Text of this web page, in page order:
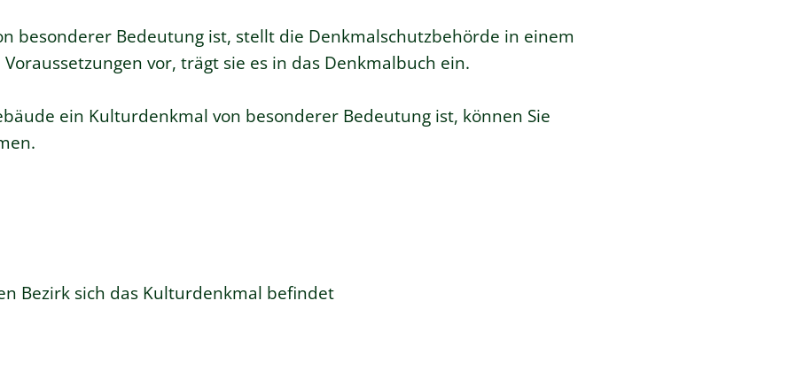
besonderer Bedeutung ist, stellt die Denkmalschutzbehörde in einem
vor, trägt sie es in das Denkmalbuch ein.
ein Kulturdenkmal von besonderer Bedeutung ist, können Sie
Bezirk sich das Kulturdenkmal befindet